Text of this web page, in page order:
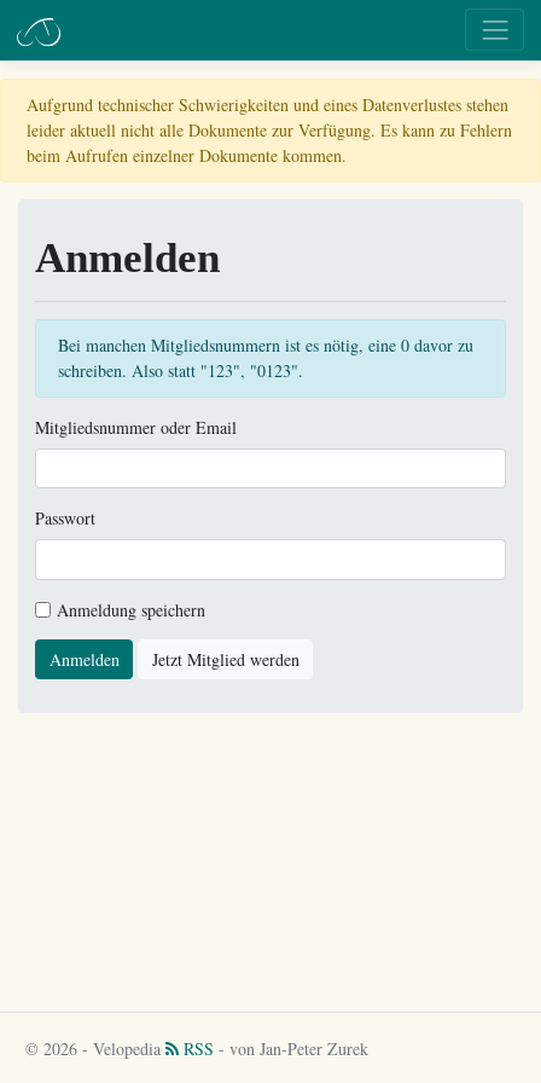
Aufgrund technischer Schwierigkeiten und eines Datenverlustes stehen
leider aktuell nicht alle Dokumente zur Verfügung. Es kann zu Fehlern
beim Aufrufen einzelner Dokumente kommen.
Anmelden
Bei manchen Mitgliedsnummern ist es nötig, eine 0 davor zu
schreiben. Also statt "123", "0123".
Mitgliedsnummer oder Email
Passwort
Anmeldung speichern
Anmelden Jetzt Mitglied werden
© 2026 - Velopedia RSS - von Jan-Peter Zurek